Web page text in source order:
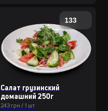
133
Салат грузинский
домашний 250г
243 грн / 1 шт